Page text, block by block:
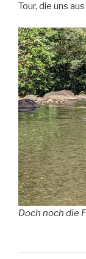
Tour, die uns
Doch noch die